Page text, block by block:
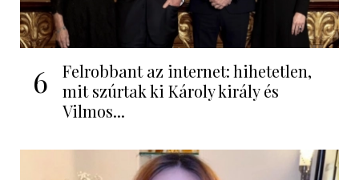
6
Felrobbant az internet: hihetetlen,
mit szúrtak ki Károly király és
Vilmos...